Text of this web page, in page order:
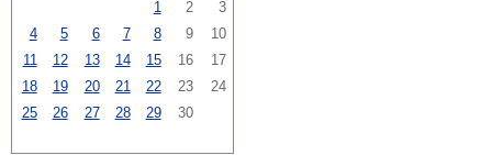
1
2
3
4
5 6 7 8 9
10
11
12 13 14 15 16
17
18
19 20 21 22 23
24
25
26 27 28 29 30